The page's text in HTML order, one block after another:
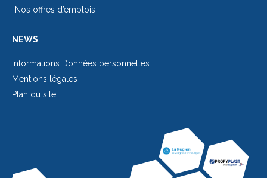
Nos offres d’emplois
NEWS
Informations Données personnelles
Mentions légales
Plan du site